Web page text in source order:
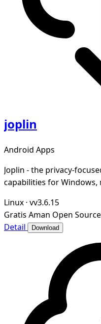
joplin
Android Apps
Joplin - the privacy-
capabilities for Windows,
Linux · vv3.6.15
Gratis Aman Open Source
Detail
Download